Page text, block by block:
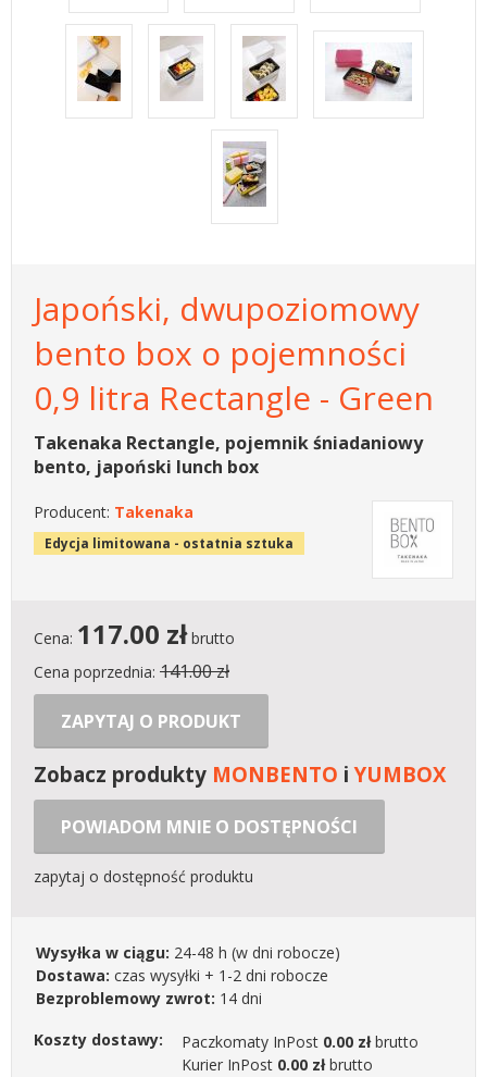
Japoński, dwupoziomowy
bento box o pojemności
0,9 litra Rectangle - Green
Takenaka Rectangle, pojemnik śniadaniowy
bento, japoński lunch box
Producent: Takenaka
Edycja limitowana - ostatnia sztuka
Cena: 117.00 złbrutto
Cena poprzednia: 141.00 zł
ZAPYTAJ O PRODUKT
Zobacz produkty MONBENTO iYUMBOX
POWIADOM MNIE O DOSTĘPNOŚCI
zapytaj o dostępność produktu
Wysyłka w ciągu: 24-48 h (w dni robocze)
Dostawa: czas wysyłki + 1-2 dni robocze
Bezproblemowy zwrot: 14 dni
Koszty dostawy:
Paczkomaty InPost 0.00 złbrutto
Kurier InPost 0.00 złbrutto